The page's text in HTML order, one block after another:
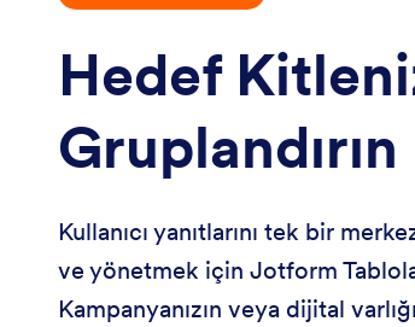
Hedef
Gruplandırın
Kullanıcı yanıtlarını tek bir
ve yönetmek için Jotform
Kampanyanızın veya dijital